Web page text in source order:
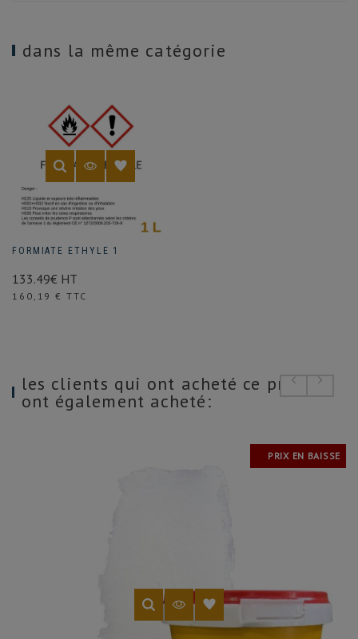
dans la même catégorie
FORMIATE ETHYLE 1
133.49€ HT
Prix
160,19 € TTC
les clients qui ont acheté ce produit
ont également acheté:
PRIX EN BAISSE